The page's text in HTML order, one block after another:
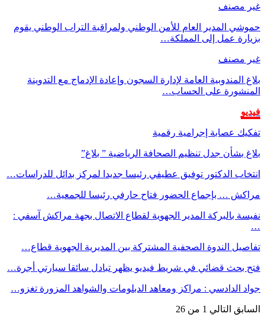
غير مصنف
حموشي المدير العام للأمن الوطني ولمراقبة التراب الوطني يقوم
بزيارة عمل إلى المملكة…
غير مصنف
بلاغ المندوبية العامة لإدارة السجون وإعادة الإدماج مع التدوينة
المنشورة على الحساب…
فيديو
تفكيك عصابة إجرامية رقمية
بلاغ بشأن جدل تنظيم الصحافة الرياضية ” بلاغ”
انتخاب الدكتور توفيق عطيفي رئيسا جديدا لمركز بدائل للدراسات…
مراكش … بإجماع الحضور فتاح حارفي رئيسا للجمعية…
نفيسة بالبركة المدير الجهوية لقطاع الاتصال بجهة مراكش آسفي :
…
تفاصيل الندوة الصحفية المشتركة بين المديرية الجهوية قطاع…
فتح بحث قضائي في شريط فيديو يظهر تبادل سائقا سيارتي أجرة…
جواد الدادسي : مراكز ومعاهد الدبلومات والشواهد المزورة تغزو…
السابق التالي 1 من 26